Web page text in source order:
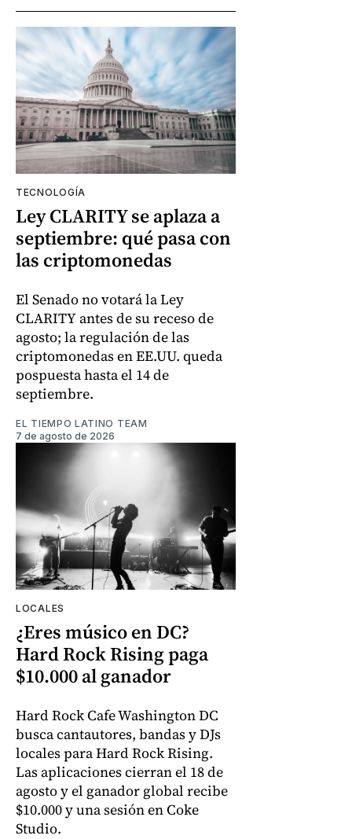
TECNOLOGÍA
Ley CLARITY se aplaza a
septiembre: qué pasa con
las criptomonedas
El Senado no votará la Ley
CLARITY antes de su receso de
agosto; la regulación de las
criptomonedas en EE.UU. queda
pospuesta hasta el 14 de
septiembre.
EL TIEMPO LATINO TEAM
7 de agosto de 2026
LOCALES
¿Eres músico en DC?
Hard Rock Rising paga
$10.000 al ganador
Hard Rock Cafe Washington DC
busca cantautores, bandas y DJs
locales para Hard Rock Rising.
Las aplicaciones cierran el 18 de
agosto y el ganador global recibe
$10.000 y una sesión en Coke
Studio.